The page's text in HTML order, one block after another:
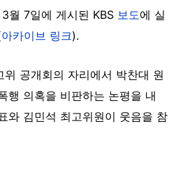
월 7일에 게시된 KBS 보도에 실
아카이브 링크).
공개회의 자리에서 박찬대 원
행 의혹을 비판하는 논평을 내
와 김민석 최고위원이 웃음을 참